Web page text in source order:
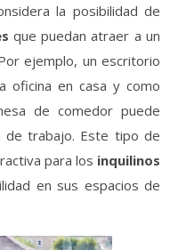
la posibilidad de
que puedan atraer a un
ejemplo, un escritorio
oficina en casa y como
de comedor puede
de trabajo. Este tipo de
para los inquilinos
en sus espacios de